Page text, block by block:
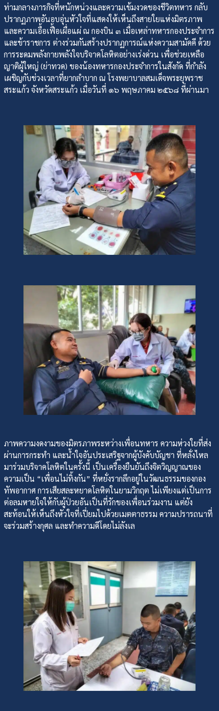
ท่ามกลางภารกิจที่หนักหน่วงและความเข้มงวดของชีวิตทหาร กลับ
ปรากฏภาพอันอบอุ่นหัวใจที่แสดงให้เห็นถึงสายใยแห่งมิตรภาพ
และความเอื้อเฟื้อเผื่อแผ่ ณ กองบิน ๓ เมื่อเหล่าทหารกองประจำการ
และข้าราชการ ต่างร่วมกันสร้างปรากฏการณ์แห่งความสามัคคี ด้วย
การระดมพลังกายพลังใจบริจาคโลหิตอย่างเร่งด่วน เพื่อช่วยเหลือ
ญาติผู้ใหญ่ (ย่าทวด) ของน้องทหารกองประจำการในสังกัด ที่กำลัง
เผชิญกับช่วงเวลาที่ยากลำบาก ณ โรงพยาบาลสมเด็จพระยุพราช
สระแก้ว จังหวัดสระแก้ว เมื่อวันที่ ๑๖ พฤษภาคม ๒๕๖๘ ที่ผ่านมา
ภาพความงดงามของมิตรภาพระหว่างเพื่อนทหาร ความห่วงใยที่ส่ง
ผ่านการกระทำ และน้ำใจอันประเสริฐจากผู้บังคับบัญชา ที่หลั่งไหล
มาร่วมบริจาคโลหิตในครั้งนี้ เป็นเครื่องยืนยันถึงจิตวิญญาณของ
ความเป็น “เพื่อนไม่ทิ้งกัน” ที่หยั่งรากลึกอยู่ในวัฒนธรรมของกอง
ทัพอากาศ การเสียสละหยาดโลหิตในยามวิกฤต ไม่เพียงแต่เป็นการ
ต่อลมหายใจให้กับผู้ป่วยอันเป็นที่รักของเพื่อนร่วมงาน แต่ยัง
สะท้อนให้เห็นถึงหัวใจที่เปี่ยมไปด้วยเมตตาธรรม ความปรารถนาที่
จะร่วมสร้างกุศล และทำความดีโดยไม่ลังเล